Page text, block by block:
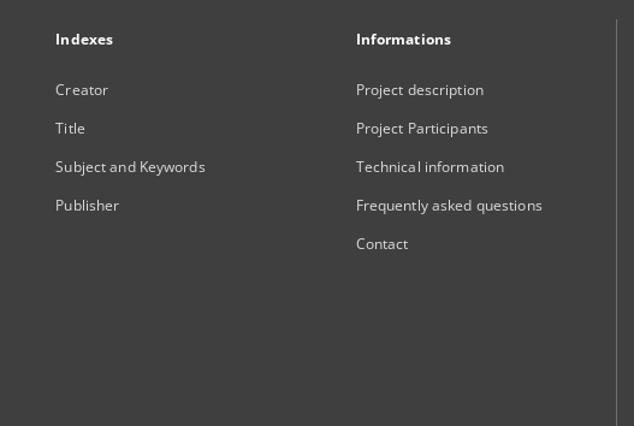
Indexes
Creator
Title
Subject and Keywords
Publisher
Informations
Project description
Project Participants
Technical information
Frequently asked questions
Contact